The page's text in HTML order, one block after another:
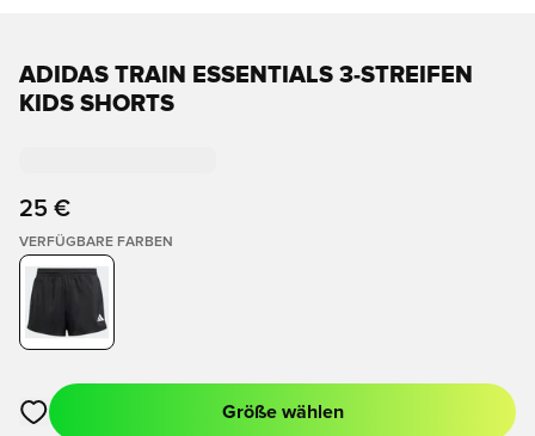
ADIDAS TRAIN ESSENTIALS 3-STREIFEN
KIDS SHORTS
25 €
VERFÜGBARE FARBEN
Öffnet ein neues Fenster zum Anmelden oder Registrieren
Größe wählen